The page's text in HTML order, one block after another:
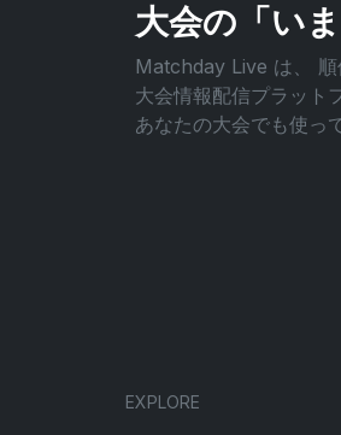
大会の「い
Matchday Live は、
大会情報配信プラット
あなたの大会でも使っ
EXPLORE